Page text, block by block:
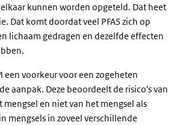
kunnen worden opgeteld. Dat heet
Dat komt doordat veel PFAS zich op
lichaam gedragen en dezelfde effecten
een voorkeur voor een zogeheten
aanpak. Deze beoordeelt de risico's van
en niet van het mengsel als
mengsels in zoveel verschillende